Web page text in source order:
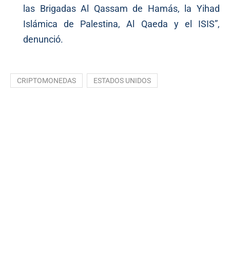
las Brigadas Al Qassam de Hamás, la Yihad
Islámica de Palestina, Al Qaeda y el ISIS”,
denunció.
CRIPTOMONEDAS ESTADOS UNIDOS